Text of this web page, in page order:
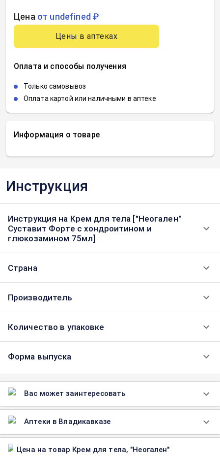
Информация о товаре
Цена от undefined ₽
Цены в аптеках
Оплата и способы получения
Только самовывоз
Оплата картой или наличными в аптеке
Инструкция
Инструкция на Крем для тела ["Неогален"
Суставит Форте с хондроитином и
глюкозамином 75мл]
Страна
Производитель
Количество в упаковке
Форма выпуска
Вас может заинтересовать
Аптеки в Владикавказе
Цена на товар Крем для тела, "Неогален"